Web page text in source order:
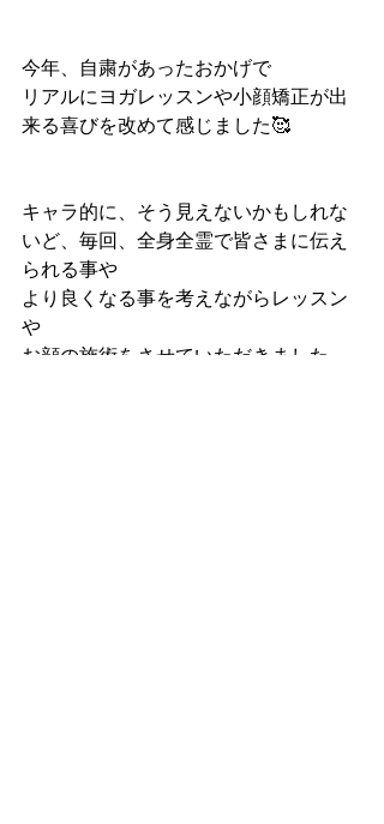
今年、自粛があったおかげで
リアルにヨガレッスンや小顔矯正が出
来る喜びを改めて感じました🥰
キャラ的に、そう見えないかもしれな
いど、毎回、全身全霊で皆さまに伝え
られる事や
より良くなる事を考えながらレッスン
や
お顔の施術をさせていただきました。